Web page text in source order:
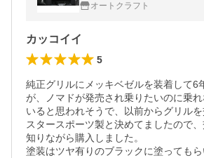
可 オートクラフト
カッコイイ
5
純正グリルにメッキベゼルを装着して6
が、ノマドが発売され乗りたいのに乗
いると思われそうで、以前からグリル
スタースポーツ製と決めてましたので
知りながら購入しました。
塗装はツヤ有りのブラックに塗っても